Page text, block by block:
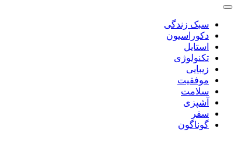
سبک زندگی
دکوراسیون
استایل
تکنولوژی
زیبایی
موفقیت
سلامت
آشپزی
سفر
گوناگون